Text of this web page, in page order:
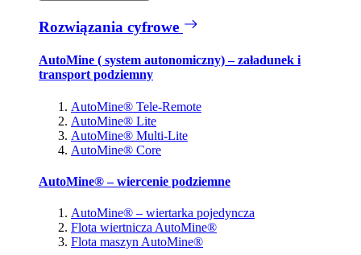
Rozwiązania cyfrowe
AutoMine ( system autonomiczny) – załadunek i
transport podziemny
AutoMine® Tele-Remote
AutoMine® Lite
AutoMine® Multi-Lite
AutoMine® Core
AutoMine® – wiercenie podziemne
AutoMine® – wiertarka pojedyncza
Flota wiertnicza AutoMine®
Flota maszyn AutoMine®